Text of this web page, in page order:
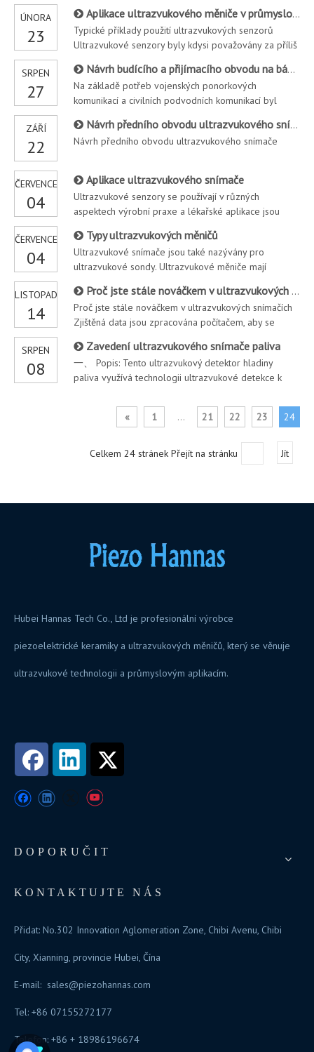
snímané informace na elektrické signály nebo jiné
požadované formy výstupu informací podle určitých
pravidel, ale
ÚNORA
23
Aplikace ultrazvukového měniče v průmyslové automatizaci
Typické příklady použití ultrazvukových senzorů
Ultrazvukové senzory byly kdysi považovány za příliš
nákladů a snadností použití stále více strojních
konstruktérů začleňuje ultrazvukové senzory do
konstrukce strojů. Průmyslová aplikace
SRPEN
27
Návrh budícího a přijímacího obvodu na bázi podvodního akustického měniče
Na základě potřeb vojenských ponorkových
komunikací a civilních podvodních komunikací byl
rezonanční frekvencí 150 kHz a budicí obvody
vysílače a přijímače měniče byly navrženy na základě
ZÁŘÍ
22
Návrh předního obvodu ultrazvukového snímače
Návrh předního obvodu ultrazvukového snímače
ČERVENCE
04
Aplikace ultrazvukového snímače
Ultrazvukové senzory se používají v různých
aspektech výrobní praxe a lékařské aplikace jsou
ultrazvuku v medicíně slouží především k diagnostice
onemocnění a stal se nepostradatelnou diagnostickou
metodou v klinické medicíně.
ČERVENCE
04
Typy ultrazvukových měničů
Ultrazvukové snímače jsou také nazývány pro
ultrazvukové sondy. Ultrazvukové měniče mají
typ. Při technologii detekce se používá především
piezoelektrický typ. Vzhledem k jejich odlišné
struktuře je převodník rozdělen na přímou sondu,
LISTOPAD
14
Proč jste stále nováčkem v ultrazvukových snímačích
Proč jste stále nováčkem v ultrazvukových snímačích
Zjištěná data jsou zpracována počítačem, aby se
závažných závad a manuály potrubí, které usnadňují
údržbu potrubí a plně demonstrují pokročilé
SRPEN
08
Zavedení ultrazvukového snímače paliva
一、 Popis: Tento ultrazvukový detektor hladiny
paliva využívá technologii ultrazvukové detekce k
standardní elektrický signál po zpracování obvodu.
Vnější ultrazvukové senzory přilnou ke dnu palivové
« 1 ... 21 22 23 24
Celkem 24 stránek Přejít na stránku Jít
Hubei Hannas Tech Co., Ltd je profesionální výrobce
piezoelektrické keramiky a ultrazvukových měničů, který se věnuje
ultrazvukové technologii a průmyslovým aplikacím.
DOPORUČIT
KONTAKTUJTE NÁS
Přidat: No.302 Innovation Aglomeration Zone, Chibi Avenu, Chibi
City, Xianning, provincie Hubei, Čína
E-mail: sales@piezohannas.com
Tel: +86 07155272177
Telefon: +86 + 18986196674